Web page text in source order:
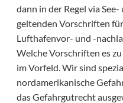
dann in der Regel via
geltenden Vorschriften
Lufthafenvor- und -
Welche Vorschriften es
im Vorfeld. Wir sind
nordamerikanische
das Gefahrgutrecht